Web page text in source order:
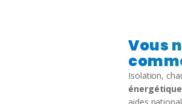
Vous
Isolation,